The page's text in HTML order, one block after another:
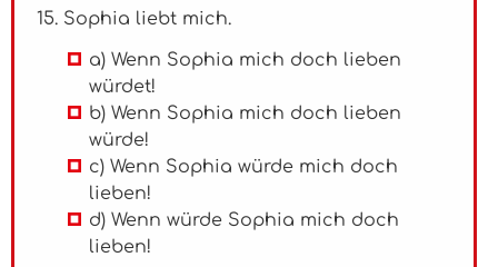
15. Sophia liebt mich.
a) Wenn Sophia mich doch lieben
würdet!
b) Wenn Sophia mich doch lieben
würde!
c) Wenn Sophia würde mich doch
lieben!
d) Wenn würde Sophia mich doch
lieben!